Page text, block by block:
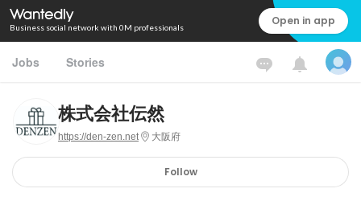
Business social network with 0M professionals Open in app
Jobs Stories
株式会社伝然
https://den-zen.net 大阪府
Follow